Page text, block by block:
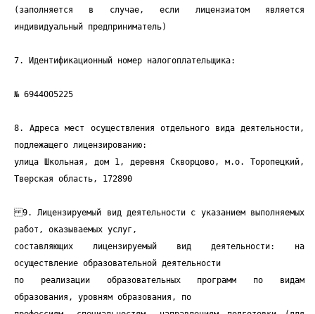
(заполняется в случае, если лицензиатом является
индивидуальный предприниматель)
7. Идентификационный номер налогоплательщика:
№ 6944005225
8. Адреса мест осуществления отдельного вида деятельности,
подлежащего лицензированию:
улица Школьная, дом 1, деревня Скворцово, м.о. Торопецкий,
Тверская область, 172890
9. Лицензируемый вид деятельности с указанием выполняемых
работ, оказываемых услуг,
составляющих лицензируемый вид деятельности: на
осуществление образовательной деятельности
по реализации образовательных программ по видам
образования, уровням образования, по